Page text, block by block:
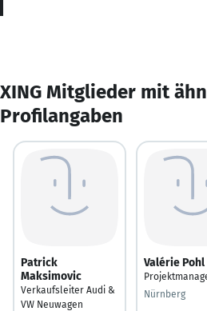
XING Mitglieder mit
Profilangaben
Patrick
Maksimovic
Verkaufsleiter Audi &
VW Neuwagen
Valérie Pohl
Nürnberg